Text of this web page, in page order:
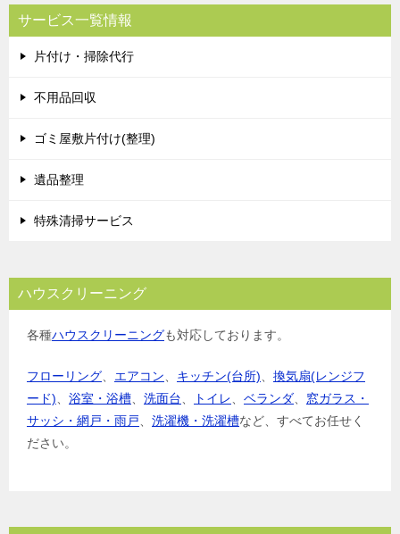
ビ
ゲ
ー
シ
サービス一覧情報
片付け・掃除代行
不用品回収
ゴミ屋敷片付け(整理)
遺品整理
特殊清掃サービス
ハウスクリーニング
各種ハウスクリーニングも対応しております。
フローリング、 エアコン、 キッチン(台所)、 換気扇(レンジフ
ード)、 浴室・浴槽、 洗面台、 トイレ、 ベランダ、 窓ガラス・
サッシ・網戸・雨戸、 洗濯機・洗濯槽など、すべてお任せく
ださい。